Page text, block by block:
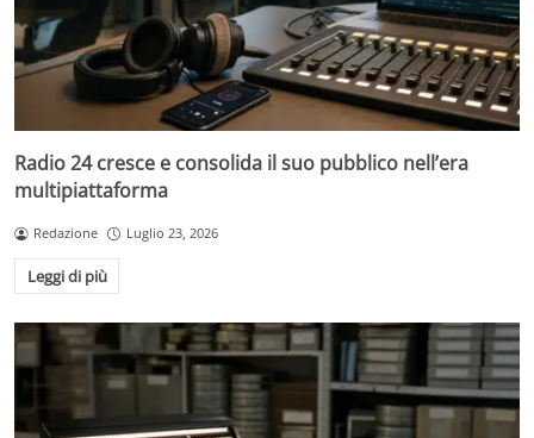
Radio 24 cresce e consolida il suo pubblico nell’era
multipiattaforma
Redazione Luglio 23, 2026
Leggi di più